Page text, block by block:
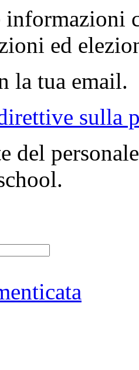
informazioni
ed
la tua email.
sulla
del